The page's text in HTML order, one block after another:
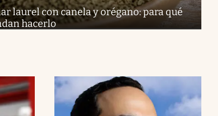
laurel con canela y orégano: para qué
hacerlo